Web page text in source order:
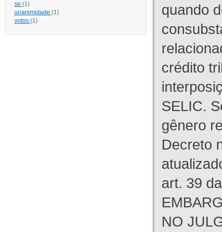
se (1)
unanimidade (1)
votos (1)
quando
crédito
SELIC.
gênero
Decreto
art. 39
NO